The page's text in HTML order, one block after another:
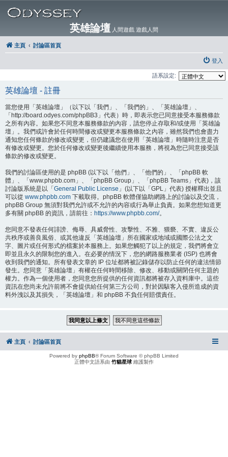
英雄論壇 人間遊戲 遊戲人間
主頁 討論區首頁
登入
語系設定:
英雄論壇 - 註冊
當您使用「英雄論壇」（以下以「我們」、「我們的」、「英雄論壇」、
「http://board.odyes.com/phpBB3」代表）時，即表示您已同意接受本服務條款
之所有內容。如果您不同意本服務條款的內容，請您停止存取和/或使用「英雄論
壇」。我們或許會於任何時間修改或變更本服務條款之內容，雖然我們也會盡力
通知您任何條款的修改或變更，但仍建議您在使用「英雄論壇」時隨時注意是否
有修改或變更。您於任何修改或變更後繼續使用本服務，將視為您已同意接受該
條款的修改或變更。
我們的討論區使用的是 phpBB (以下以「他們」、「他們的」、「phpBB 軟
體」、「www.phpbb.com」、「phpBB Group」、「phpBB Teams」代表)，該
討論版系統是以「 General Public License 」(以下以「GPL」代表) 授權釋出並且
可以從 www.phpbb.com 下載取得。phpBB 軟體僅協助網路上的討論以及交流，
phpBB Group 無須對我們允許或不允許的內容或行為舉止負責。如果您想知道更
多有關 phpBB 的資訊，請前往： https://www.phpbb.com/。
您同意不發表任何誹謗、侮辱、具威脅性、攻擊性、不雅、猥褻、不實、違反公
共秩序或善良風俗、或其他違反「英雄論壇」所在國家或地域或國際公法之文
字、圖片或任何形式的檔案於本服務上。如果您觸犯了以上的規定，我們將會立
即並且永久的限制您的進入。在必要的情況下，您的網路服務業者 (ISP) 也將會
收到我們的通知。所有發表文章的 IP 位址都將被記錄儲存以防止任何的違法情節
發生。您同意「英雄論壇」有權在任何時間移除、修改、移動或關閉任何主題的
權力。作為一個使用者，您同意您所提供的任何資訊都將被存入資料庫中。這些
資訊在您尚未允許前將不會提供給任何第三方公司，對於因駭客入侵所造成的資
料外洩以及其損失，「英雄論壇」和 phpBB 不負任何賠償責任。
主頁 討論區首頁
Powered by phpBB® Forum Software © phpBB Limited
正體中文語系由 竹貓星球 維護製作